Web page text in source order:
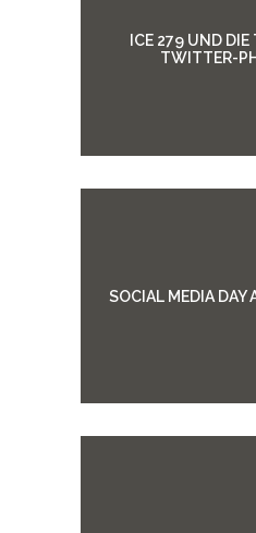
ICE 279 UND DIE
TWITTER-
SOCIAL MEDIA DAY